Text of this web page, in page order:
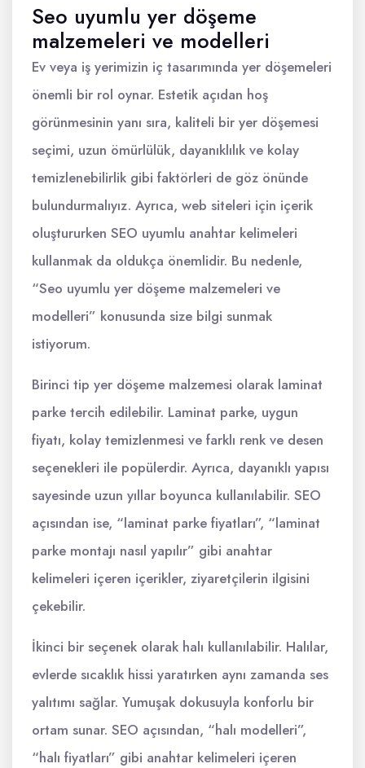
Seo uyumlu yer döşeme
malzemeleri ve modelleri
Ev veya iş yerimizin iç tasarımında yer döşemeleri
önemli bir rol oynar. Estetik açıdan hoş
görünmesinin yanı sıra, kaliteli bir yer döşemesi
seçimi, uzun ömürlülük, dayanıklılık ve kolay
temizlenebilirlik gibi faktörleri de göz önünde
bulundurmalıyız. Ayrıca, web siteleri için içerik
oluştururken SEO uyumlu anahtar kelimeleri
kullanmak da oldukça önemlidir. Bu nedenle,
“Seo uyumlu yer döşeme malzemeleri ve
modelleri” konusunda size bilgi sunmak
istiyorum.
Birinci tip yer döşeme malzemesi olarak laminat
parke tercih edilebilir. Laminat parke, uygun
fiyatı, kolay temizlenmesi ve farklı renk ve desen
seçenekleri ile popülerdir. Ayrıca, dayanıklı yapısı
sayesinde uzun yıllar boyunca kullanılabilir. SEO
açısından ise, “laminat parke fiyatları”, “laminat
parke montajı nasıl yapılır” gibi anahtar
kelimeleri içeren içerikler, ziyaretçilerin ilgisini
çekebilir.
İkinci bir seçenek olarak halı kullanılabilir. Halılar,
evlerde sıcaklık hissi yaratırken aynı zamanda ses
yalıtımı sağlar. Yumuşak dokusuyla konforlu bir
ortam sunar. SEO açısından, “halı modelleri”,
“halı fiyatları” gibi anahtar kelimeleri içeren